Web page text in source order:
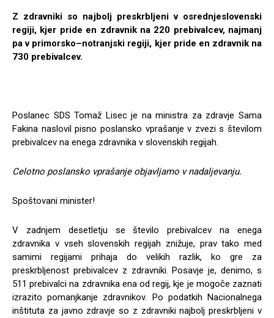
Z zdravniki so najbolj preskrbljeni v osrednjeslovenski
regiji, kjer pride en zdravnik na 220 prebivalcev, najmanj
pa v primorsko–notranjski regiji, kjer pride en zdravnik na
730 prebivalcev.
Poslanec SDS Tomaž Lisec je na ministra za zdravje Sama
Fakina naslovil pisno poslansko vprašanje v zvezi s številom
prebivalcev na enega zdravnika v slovenskih regijah.
Celotno poslansko vprašanje objavljamo v nadaljevanju.
Spoštovani minister!
V zadnjem desetletju se število prebivalcev na enega
zdravnika v vseh slovenskih regijah znižuje, prav tako med
samimi regijami prihaja do velikih razlik, ko gre za
preskrbljenost prebivalcev z zdravniki. Posavje je, denimo, s
511 prebivalci na zdravnika ena od regij, kje je mogoče zaznati
izrazito pomanjkanje zdravnikov. Po podatkih Nacionalnega
inštituta za javno zdravje so z zdravniki najbolj preskrbljeni v